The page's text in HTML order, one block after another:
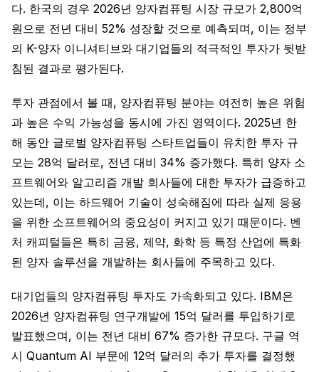
다. 한국의 경우 2026년 양자컴퓨팅 시장 규모가 2,800억
원으로 전년 대비 52% 성장할 것으로 예측되며, 이는 정부
의 K-양자 이니셔티브와 대기업들의 적극적인 투자가 뒷받
침된 결과로 평가된다.
투자 관점에서 볼 때, 양자컴퓨팅 분야는 여전히 높은 위험
과 높은 수익 가능성을 동시에 가진 영역이다. 2025년 한
해 동안 글로벌 양자컴퓨팅 스타트업들이 유치한 투자 규
모는 28억 달러로, 전년 대비 34% 증가했다. 특히 양자 소
프트웨어와 알고리즘 개발 회사들에 대한 투자가 급증하고
있는데, 이는 하드웨어 기술이 성숙해짐에 따라 실제 응용
을 위한 소프트웨어의 중요성이 커지고 있기 때문이다. 벤
처 캐피털들은 특히 금융, 제약, 화학 등 특정 산업에 특화
된 양자 솔루션을 개발하는 회사들에 주목하고 있다.
대기업들의 양자컴퓨팅 투자도 가속화되고 있다. IBM은
2026년 양자컴퓨팅 연구개발에 15억 달러를 투입하기로
발표했으며, 이는 전년 대비 67% 증가한 규모다. 구글 역
시 Quantum AI 부문에 12억 달러의 추가 투자를 결정했